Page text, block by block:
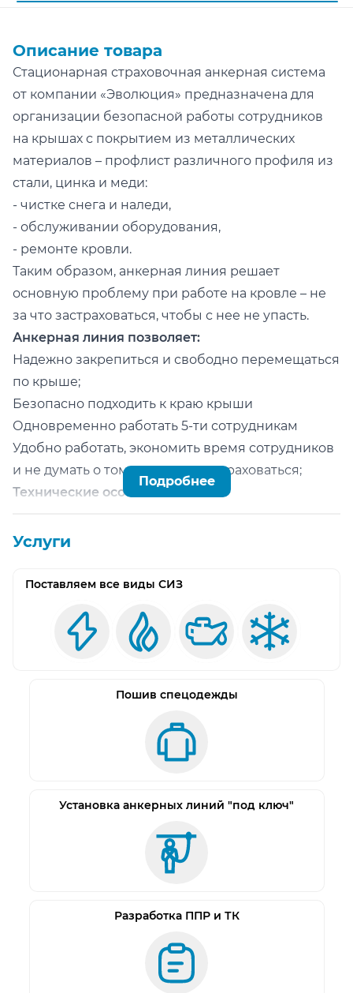
Описание товара
Стационарная страховочная анкерная система
от компании «Эволюция» предназначена для
организации безопасной работы сотрудников
на крышах с покрытием из металлических
материалов – профлист различного профиля из
стали, цинка и меди:
- чистке снега и наледи,
- обслуживании оборудования,
- ремонте кровли.
Таким образом, анкерная линия решает
основную проблему при работе на кровле – не
за что застраховаться, чтобы с нее не упасть.
Анкерная линия позволяет:
Надежно закрепиться и свободно перемещаться
по крыше;
Безопасно подходить к краю крыши
Одновременно работать 5-ти сотрудникам
Удобно работать, экономить время сотрудников
и не думать о том, как и за что страховаться;
Технические особенности
Линия устанавливается на ЛЮБОЙ крыше.
кровлю до основания.
Материал - высококачественная нержавеющая
У нашей анкерной линии нет аналогов
кровли. Опорная пластина анкерного столба
крепится непосредственно к волне профлиста с
с проектным положением анкерного столба и
комплекте с каждым столбом материалами
осуществляется герметизация мест крепления.
существенно быстрее и надежнее
В случае фальцевой кровли опорная пластина
анкерного столба монтируется на фальцы с
Подробнее
Услуги
Поставляем все виды СИЗ
Пошив спецодежды
Установка анкерных линий "под ключ"
Разработка ППР и ТК